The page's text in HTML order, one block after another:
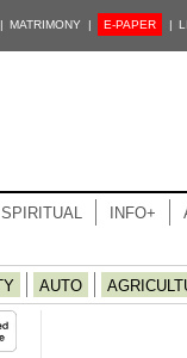
MATRIMONY | E-PAPER |
SPIRITUAL INFO+
AUTO